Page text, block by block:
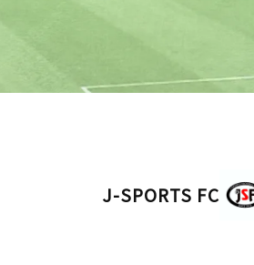
J-SPORTS FC